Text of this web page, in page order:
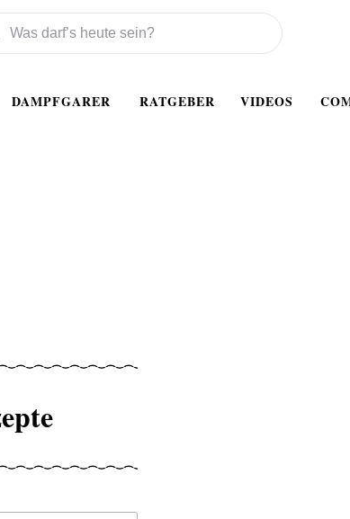
DAMPFGARER RATGEBER VIDEOS
Sie suchen